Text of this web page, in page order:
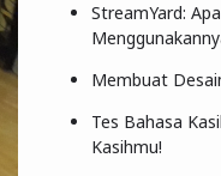
StreamYard:
Membuat
Tes Bahasa
Kasihmu!